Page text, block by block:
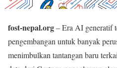
fost-nepal.org– Era AI generatif
pengembangan untuk banyak
menimbulkan tantangan baru